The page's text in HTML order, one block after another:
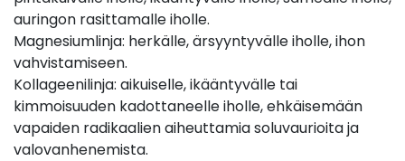
auringon rasittamalle iholle.
Magnesiumlinja: herkälle, ärsyyntyvälle iholle, ihon
vahvistamiseen.
Kollageenilinja: aikuiselle, ikääntyvälle tai
kimmoisuuden kadottaneelle iholle, ehkäisemään
vapaiden radikaalien aiheuttamia soluvaurioita ja
valovanhenemista.